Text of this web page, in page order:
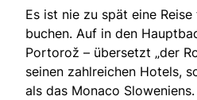
Es ist nie zu spät eine
buchen. Auf in den
Portorož – übersetzt „der
seinen zahlreichen Hotels,
als das Monaco